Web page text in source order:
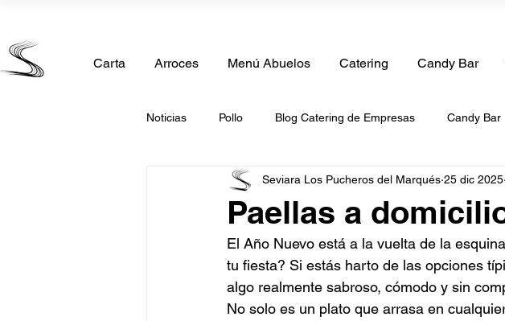
Carta Arroces Menú Abuelos Catering Candy Bar
Noticias Pollo Blog Catering de Empresas Candy Bar
Comida Casera Catering de boda Catering de
Catering Comunión Catering de Paellas Catering a
Catering San Valentin Catering de Frutas Catering
Paellas a
Seviara Los Pucheros del Marqués 25 dic 2025
El Año Nuevo está a la vuelta de la
tu fiesta? Si estás harto de las opciones
algo realmente sabroso, cómodo y sin
No solo es un plato que arrasa en